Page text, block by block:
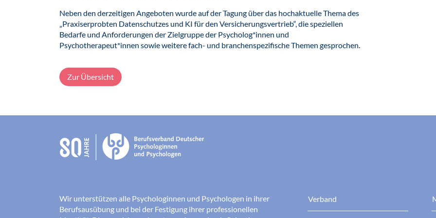
Neben den derzeitigen Angeboten wurde auf der Tagung über das hochaktuelle Thema des
„Praxiserprobten Datenschutzes und KI für den Versicherungsvertrieb“, die speziellen
Bedarfe und Anforderungen der Zielgruppe der Psycholog*innen und
Psychotherapeut*innen sowie weitere fach- und branchenspezifische Themen gesprochen.
Zur Übersicht
Wir unterstützen alle Psychologinnen und Psychologen in ihrer
Berufsausübung und bei der Festigung ihrer professionellen
Verband